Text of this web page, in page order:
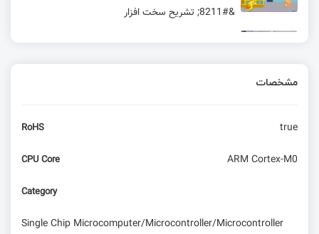
&#8211; تشریح سخت افزار
پایتون
فعال‌سازی LoRaWAN: روش‌های OTAA و ABP در
مشخصات
RoHS true
CPU Core ARM Cortex-M0
Category
Single Chip Microcomputer/Microcontroller/Microcontroller